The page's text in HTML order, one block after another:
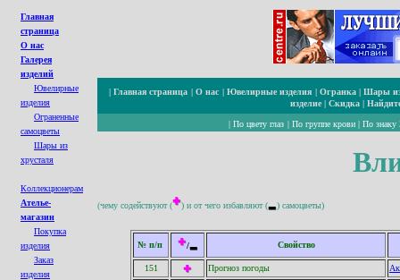
Главная
страница
О нас
Галерея
изделий
Ювелирные
изделия
Ограненные
cамоцветы
Шары из
хрусталя
Коллекционерам
Ателье-
магазин
Покупка
изделия
Заказ
изделия
| Главная страница | О нас | Ювелирные изделия | Огранка | Шары из
изделие | Скидка |
| По цвету глаз | По группе крови | По знаку
(чему содействуют ( ) и от чего избавляют ( ) самоцветы)
№ п/п / Свойство
151 Прогноз погоды